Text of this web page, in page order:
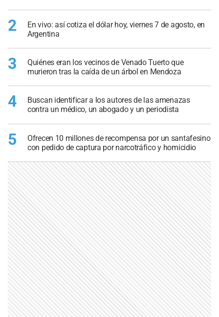
2
En vivo: así cotiza el dólar hoy, viernes 7 de agosto, en
Argentina
3
Quiénes eran los vecinos de Venado Tuerto que
murieron tras la caída de un árbol en Mendoza
4
Buscan identificar a los autores de las amenazas
contra un médico, un abogado y un periodista
5
Ofrecen 10 millones de recompensa por un santafesino
con pedido de captura por narcotráfico y homicidio